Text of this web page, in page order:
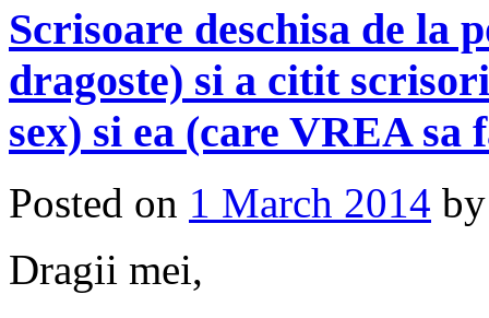
Scrisoare deschisa de la
dragoste) si a citit
sex) si ea (care VREA sa
Posted on 1 March 2014
Dragii mei,